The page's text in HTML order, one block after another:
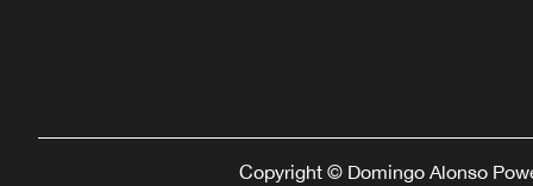
Copyright © Domingo Alonso